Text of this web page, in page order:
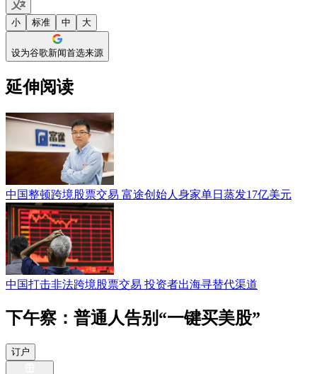
小 标准 中 大
设为谷歌新闻首选来源
延伸阅读
中国整顿跨境股票交易 富途创始人身家单日蒸发17亿美元
中国打击非法跨境股票交易 投资者出海寻替代渠道
下午察：普通人告别“一键买美股”
订户